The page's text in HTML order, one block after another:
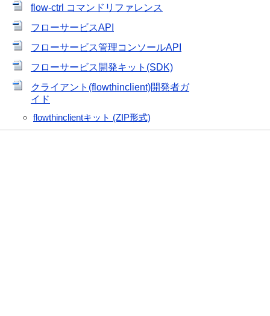
flow-ctrl コマンドリファレンス
フローサービスAPI
フローサービス管理コンソールAPI
フローサービス開発キット(SDK)
クライアント(flowthinclient)開発者ガ
イド
flowthinclientキット (ZIP形式)